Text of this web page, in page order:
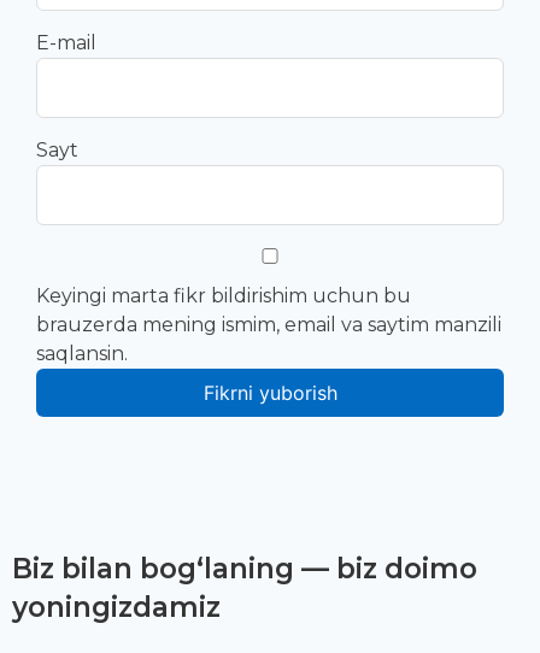
E-mail
Sayt
Keyingi marta fikr bildirishim uchun bu
brauzerda mening ismim, email va saytim manzili
saqlansin.
Biz bilan bog‘laning — biz doimo
yoningizdamiz